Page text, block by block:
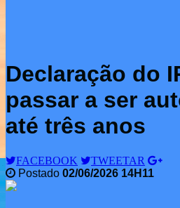
Declaração do
passar a ser
até três anos
FACEBOOK
TWEETAR
Postado 02/06/2026 14H11